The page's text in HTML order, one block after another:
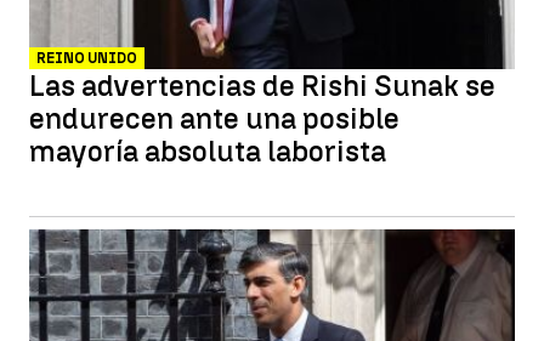
REINO UNIDO
Las advertencias de Rishi Sunak se
endurecen ante una posible
mayoría absoluta laborista